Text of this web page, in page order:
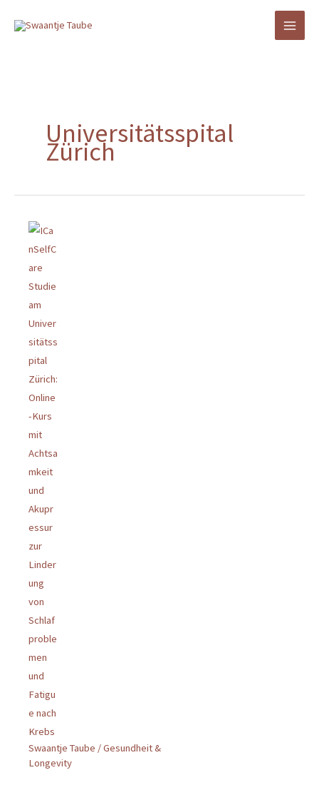
Inhalt
Universitätsspital
Zürich
Swaantje Taube /Gesundheit &
Longevity